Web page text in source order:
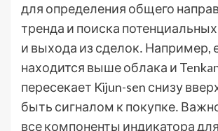
для определения общего
тренда и поиска
и выхода из сделок․ Например,
находится выше облака и
пересекает Kijun-sen снизу
быть сигналом к покупке․
все компоненты индикатора